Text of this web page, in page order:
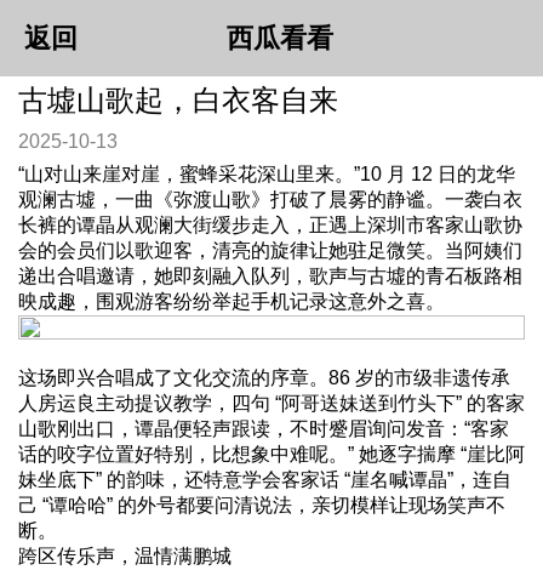
返回 西瓜看看
古墟山歌起，白衣客自来
2025-10-13
“山对山来崖对崖，蜜蜂采花深山里来。”10 月 12 日的龙华
观澜古墟，一曲《弥渡山歌》打破了晨雾的静谧。一袭白衣
长裤的谭晶从观澜大街缓步走入，正遇上深圳市客家山歌协
会的会员们以歌迎客，清亮的旋律让她驻足微笑。当阿姨们
递出合唱邀请，她即刻融入队列，歌声与古墟的青石板路相
映成趣，围观游客纷纷举起手机记录这意外之喜。
这场即兴合唱成了文化交流的序章。86 岁的市级非遗传承
人房运良主动提议教学，四句 “阿哥送妹送到竹头下” 的客家
山歌刚出口，谭晶便轻声跟读，不时蹙眉询问发音：“客家
话的咬字位置好特别，比想象中难呢。” 她逐字揣摩 “崖比阿
妹坐底下” 的韵味，还特意学会客家话 “崖名喊谭晶”，连自
己 “谭哈哈” 的外号都要问清说法，亲切模样让现场笑声不
断。
跨区传乐声，温情满鹏城